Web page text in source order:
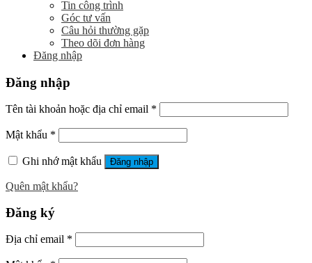
Tin công trình
Góc tư vấn
Câu hỏi thường gặp
Theo dõi đơn hàng
Đăng nhập
Đăng nhập
Tên tài khoản hoặc địa chỉ email *
Mật khẩu *
Ghi nhớ mật khẩu Đăng nhập
Quên mật khẩu?
Đăng ký
Địa chỉ email *